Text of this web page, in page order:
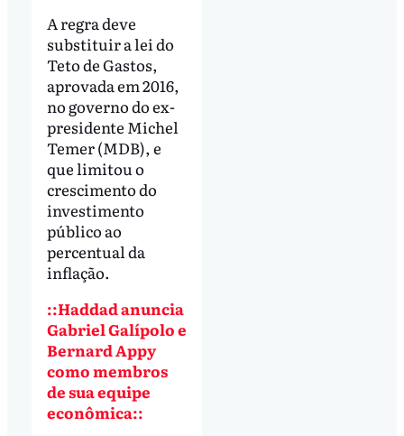
A regra deve
substituir a lei do
Teto de Gastos,
aprovada em 2016,
no governo do ex-
presidente Michel
Temer (MDB), e
que limitou o
crescimento do
investimento
público ao
percentual da
inflação.
::Haddad anuncia
Gabriel Galípolo e
Bernard Appy
como membros
de sua equipe
econômica::